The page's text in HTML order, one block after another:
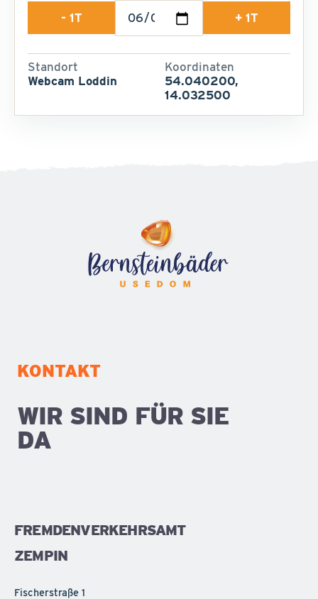
- 1T + 1T
Standort
Webcam Loddin
Koordinaten
54.040200,
14.032500
KONTAKT
WIR SIND FÜR SIE
DA
FREMDENVERKEHRSAMT
ZEMPIN
Fischerstraße 1